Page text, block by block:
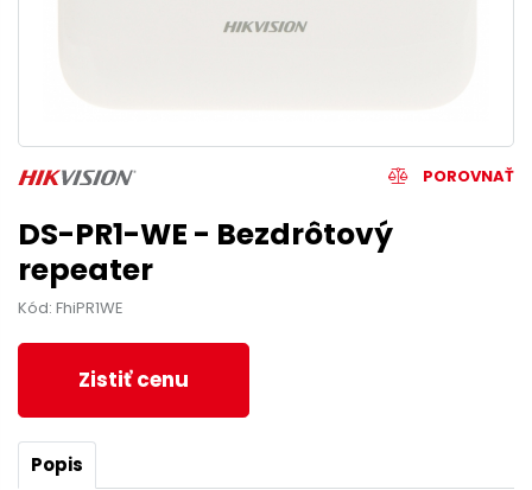
POROVNAŤ
DS-PR1-WE - Bezdrôtový
repeater
Kód: FhiPR1WE
Zistiť cenu
Popis